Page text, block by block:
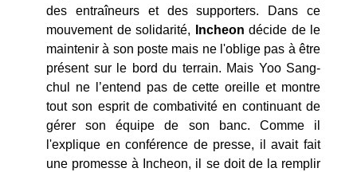
des entraîneurs et des supporters. Dans ce
mouvement de solidarité,
Incheon décide de le
maintenir à son poste mais ne l'oblige pas à être
présent sur le bord du terrain. Mais Yoo Sang-
chul ne l’entend pas de cette oreille et montre
tout son esprit de combativité en continuant de
gérer son équipe de son banc. Comme il
l'explique en conférence de presse, il avait fait
une promesse à Incheon, il se doit de la remplir